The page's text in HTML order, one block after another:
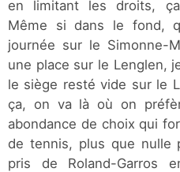
en limitant les droits,
Même si dans le fond,
journée sur le Simonne-
une place sur le Lenglen,
le siège resté vide sur le
ça, on va là où on
abondance de choix qui
de tennis, plus que nulle
pris de Roland-Garros